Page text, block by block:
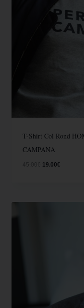
T-Shirt Col Rond
CAMPANA
19.00€